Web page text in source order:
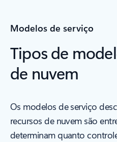
Modelos de serviço
Tipos de
de nuvem
Os modelos de serviço
recursos de nuvem são
determinam quanto